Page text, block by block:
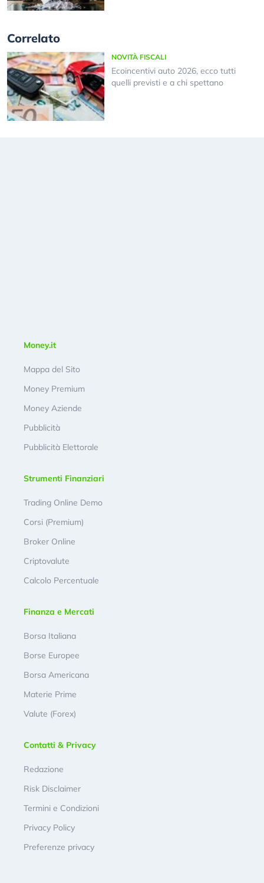
Correlato
NOVITÀ FISCALI
Ecoincentivi auto 2026, ecco tutti
quelli previsti e a chi spettano
Money.it
Mappa del Sito
Money Premium
Money Aziende
Pubblicità
Pubblicità Elettorale
Strumenti Finanziari
Trading Online Demo
Corsi (Premium)
Broker Online
Criptovalute
Calcolo Percentuale
Finanza e Mercati
Borsa Italiana
Borse Europee
Borsa Americana
Materie Prime
Valute (Forex)
Contatti & Privacy
Redazione
Risk Disclaimer
Termini e Condizioni
Privacy Policy
Preferenze privacy